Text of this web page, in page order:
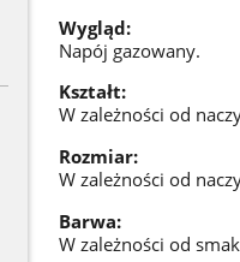
Wygląd:
Napój gazowany.
Kształt:
W zależności od
Rozmiar:
W zależności od
Barwa:
W zależności od